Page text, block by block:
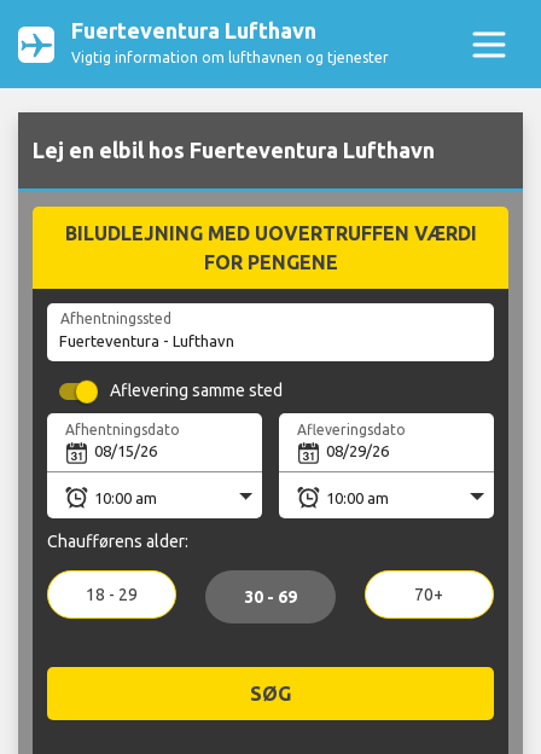
Fuerteventura Lufthavn
Vigtig information om lufthavnen og tjenester
Lej en elbil hos Fuerteventura Lufthavn
BILUDLEJNING MED UOVERTRUFFEN VÆRDI
FOR PENGENE
Afhentningssted
Aflevering samme sted
Afhentningsdato Afleveringsdato
Chaufførens alder:
18 - 29 30 - 69 70+
SØG